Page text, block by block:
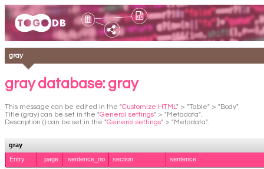
gray
gray database: gray
This message can be edited in the "Customize HTML" > "Table" > "Body".
Title (gray) can be set in the "General settings" > "Metadata".
Description () can be set in the "General settings" > "Metadata".
gray
Entry
page sentence_no section sentence